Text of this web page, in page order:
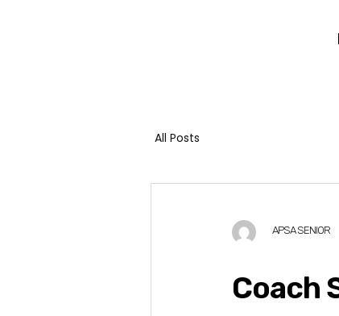
All Posts
APSA SENIOR
Coach